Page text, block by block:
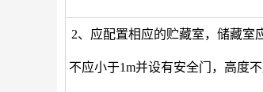
2、 应配置相应的贮藏室，储藏室
不应小于1m并设有安全门，高度